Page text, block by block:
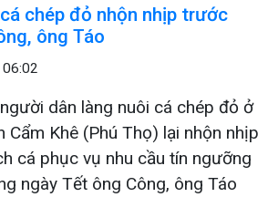
chép đỏ nhộn nhịp trước
ông Táo
dân làng nuôi cá chép đỏ ở
Cẩm Khê (Phú Thọ) lại nhộn nhịp
cá phục vụ nhu cầu tín ngưỡng
ngày Tết ông Công, ông Táo